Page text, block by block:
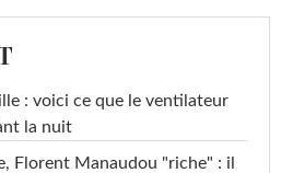
: voici ce que le ventilateur
la nuit
Florent Manaudou "riche" : il